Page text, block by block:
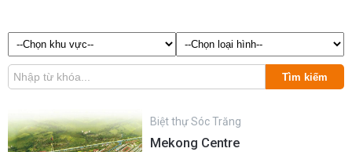
Tìm kiếm
Biệt thự Sóc Trăng
Mekong Centre